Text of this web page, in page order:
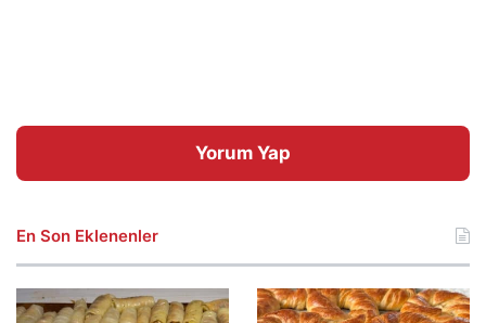
Yorum Yap
En Son Eklenenler